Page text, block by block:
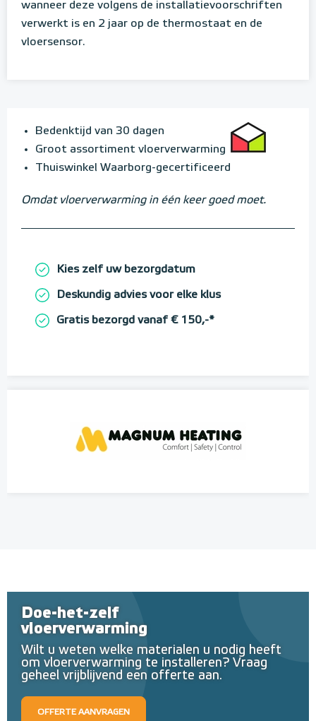
wanneer deze volgens de installatievoorschriften
verwerkt is en 2 jaar op de thermostaat en de
vloersensor.
Bedenktijd van 30 dagen
Groot assortiment vloerverwarming
Thuiswinkel Waarborg-gecertificeerd
Omdat vloerverwarming in één keer goed moet.
Kies zelf uw bezorgdatum
Deskundig advies voor elke klus
Gratis bezorgd vanaf € 150,-*
Doe-het-zelf
vloerverwarming
Wilt u weten welke materialen u nodig heeft
om vloerverwarming te installeren? Vraag
geheel vrijblijvend een offerte aan.
OFFERTE AANVRAGEN